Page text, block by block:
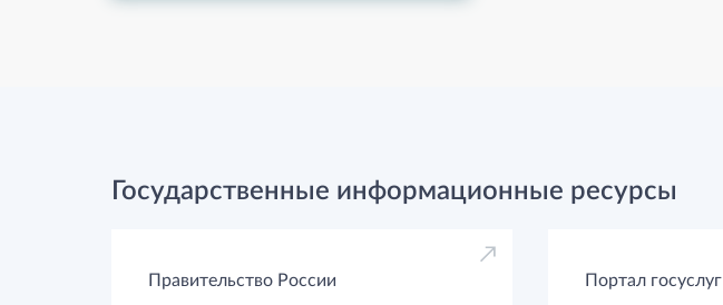
Государственные информационные ресурсы
Правительство России Портал госуслуг